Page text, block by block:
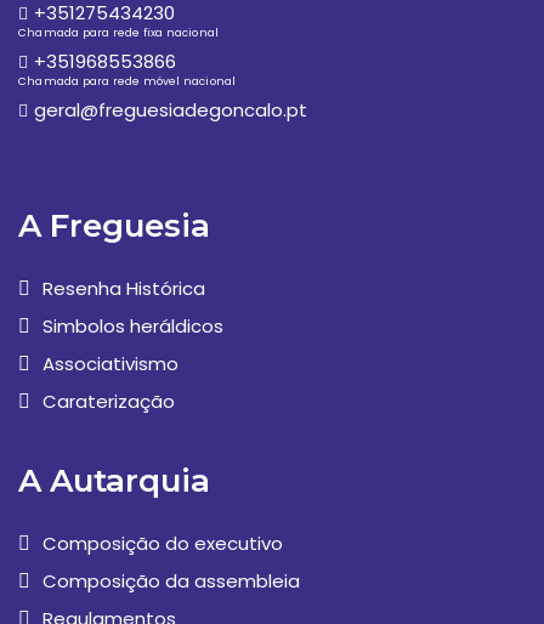
+351275434230
Chamada para rede fixa nacional
+351968553866
Chamada para rede móvel nacional
geral@freguesiadegoncalo.pt
A Freguesia
Resenha Histórica
Simbolos heráldicos
Associativismo
Caraterização
A Autarquia
Composição do executivo
Composição da assembleia
Regulamentos